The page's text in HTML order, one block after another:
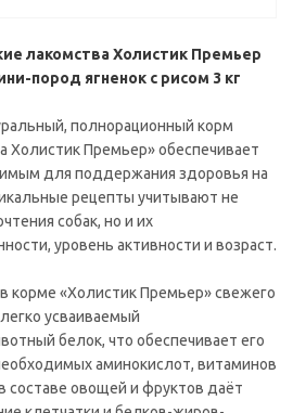
лакомства Холистик Премьер
пород ягненок с рисом 3 кг
полнорационный корм
Холистик Премьер» обеспечивает
для поддержания здоровья на
рецепты учитывают не
собак, но и их
уровень активности и возраст.
корме «Холистик Премьер» свежего
усваиваемый
белок, что обеспечивает его
аминокислот, витаминов
составе овощей и фруктов даёт